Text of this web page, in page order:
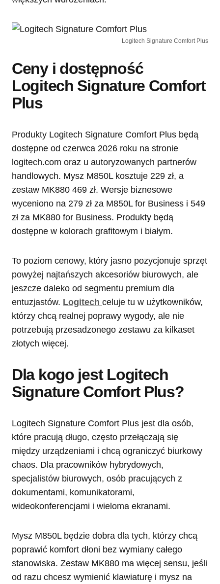
Logitech Signature Comfort Plus
Ceny i dostępność
Logitech Signature Comfort
Plus
Produkty Logitech Signature Comfort Plus będą
dostępne od czerwca 2026 roku na stronie
logitech.com oraz u autoryzowanych partnerów
handlowych. Mysz M850L kosztuje 229 zł, a
zestaw MK880 469 zł. Wersje biznesowe
wyceniono na 279 zł za M850L for Business i 549
zł za MK880 for Business. Produkty będą
dostępne w kolorach grafitowym i białym.
To poziom cenowy, który jasno pozycjonuje sprzęt
powyżej najtańszych akcesoriów biurowych, ale
jeszcze daleko od segmentu premium dla
entuzjastów. Logitech celuje tu w użytkowników,
którzy chcą realnej poprawy wygody, ale nie
potrzebują przesadzonego zestawu za kilkaset
złotych więcej.
Dla kogo jest Logitech
Signature Comfort Plus?
Logitech Signature Comfort Plus jest dla osób,
które pracują długo, często przełączają się
między urządzeniami i chcą ograniczyć biurkowy
chaos. Dla pracowników hybrydowych,
specjalistów biurowych, osób pracujących z
dokumentami, komunikatorami,
wideokonferencjami i wieloma ekranami.
Mysz M850L będzie dobra dla tych, którzy chcą
poprawić komfort dłoni bez wymiany całego
stanowiska. Zestaw MK880 ma więcej sensu, jeśli
od razu chcesz wymienić klawiaturę i mysz na